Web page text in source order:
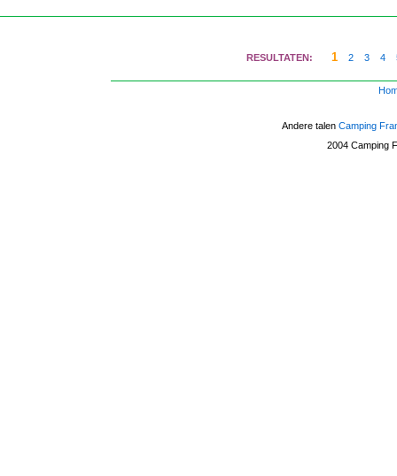
RESULTATEN: 1 2 3 4
Andere talen Camping
2004 Camping